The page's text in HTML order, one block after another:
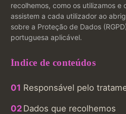
recolhemos, como os utilizamos e
assistem a cada utilizador ao
sobre a Proteção de Dados
portuguesa aplicável.
Índice de conteúdos
Responsável pelo
Dados que recolhemos